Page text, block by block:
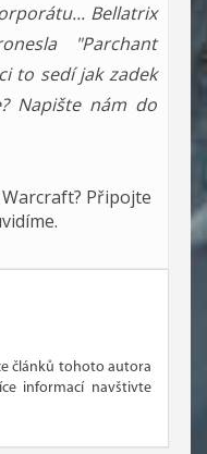
Bellatrix
"Parchant
to sedí jak zadek
Napište nám do
Připojte
článků tohoto autora
informací navštivte